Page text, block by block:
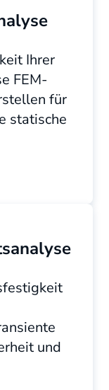
Ihrer
FEM-
für
statische
und